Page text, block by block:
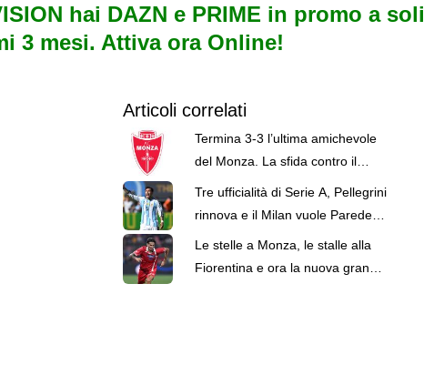
hai DAZN e PRIME in promo a soli
3 mesi. Attiva ora Online!
Articoli correlati
Termina 3-3 l’ultima amichevole
del Monza. La sfida contro il
Tre ufficialità di Serie A, Pellegrini
rinnova e il Milan vuole Paredes:
le top news delle 18
Le stelle a Monza, le stalle alla
Fiorentina e ora la nuova grande